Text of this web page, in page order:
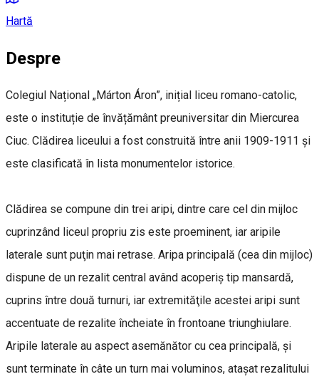
Hartă
Despre
Colegiul Național „Márton Áron”, inițial liceu romano-catolic,
este o instituție de învățământ preuniversitar din Miercurea
Ciuc. Clădirea liceului a fost construită între anii 1909-1911 și
este clasificată în lista monumentelor istorice.
Clădirea se compune din trei aripi, dintre care cel din mijloc
cuprinzând liceul propriu zis este proeminent, iar aripile
laterale sunt puţin mai retrase. Aripa principală (cea din mijloc)
dispune de un rezalit central având acoperiş tip mansardă,
cuprins între două turnuri, iar extremităţile acestei aripi sunt
accentuate de rezalite încheiate în frontoane triunghiulare.
Aripile laterale au aspect asemănător cu cea principală, şi
sunt terminate în câte un turn mai voluminos, ataşat rezalitului